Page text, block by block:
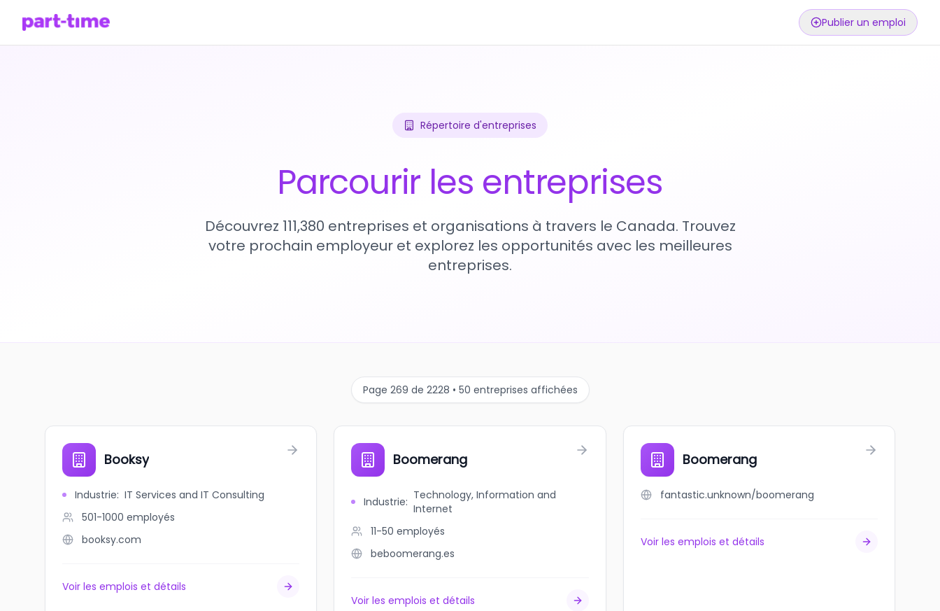
Publier un emploi
Répertoire d'entreprises
Parcourir les entreprises
Découvrez 111,380 entreprises et organisations à travers le Canada. Trouvez
votre prochain employeur et explorez les opportunités avec les meilleures
entreprises.
Page 269 de 2228 • 50 entreprises affichées
Booksy
Industrie: IT Services and IT Consulting
501-1000 employés
booksy.com
Voir les emplois et détails
Boomerang
Industrie: Technology, Information and
Internet
11-50 employés
beboomerang.es
Voir les emplois et détails
Boomerang
fantastic.unknown/boomerang
Voir les emplois et détails